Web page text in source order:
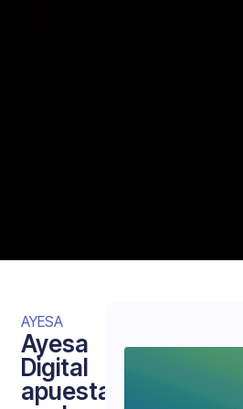
AYESA
Ayesa
Digital
apuesta